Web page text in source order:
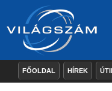
FŐOLDAL HÍREK